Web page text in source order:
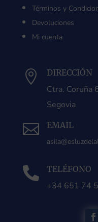
Términos y
Devoluciones
Mi cuenta
 DIRECCIÓN
Ctra. Coruña
Segovia
 EMAIL
 TELÉFONO
+34 651 74